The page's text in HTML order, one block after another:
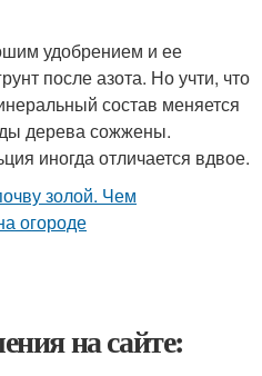
удобрением и ее
после азота. Но учти, что
состав меняется
дерева сожжены.
иногда отличается вдвое.
на сайте: